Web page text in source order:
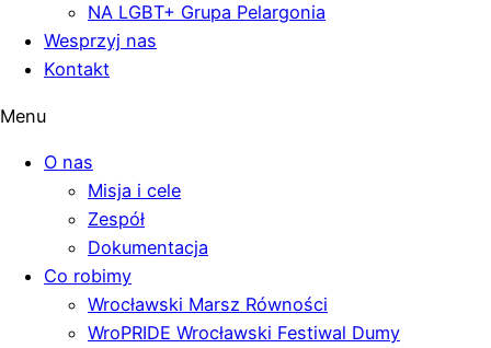
NA LGBT+ Grupa Pelargonia
Wesprzyj nas
Kontakt
Menu
O nas
Misja i cele
Zespół
Dokumentacja
Co robimy
Wrocławski Marsz Równości
WroPRIDE Wrocławski Festiwal Dumy